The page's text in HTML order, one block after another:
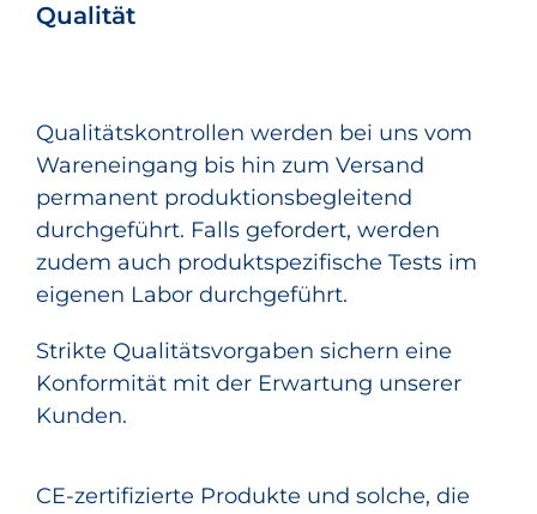
Qualität
Qualitätskontrollen werden bei uns vom
Wareneingang bis hin zum Versand
permanent produktionsbegleitend
durchgeführt. Falls gefordert, werden
zudem auch produktspezifische Tests im
eigenen Labor durchgeführt.
Strikte Qualitätsvorgaben sichern eine
Konformität mit der Erwartung unserer
Kunden.
CE-zertifizierte Produkte und solche, die